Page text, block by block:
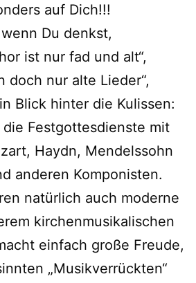
auf Dich!!!
Du denkst,
ist nur fad und alt“,
doch nur alte Lieder“,
Blick hinter die Kulissen:
Festgottesdienste mit
Haydn, Mendelssohn
anderen Komponisten.
natürlich auch moderne
kirchenmusikalischen
einfach große Freude,
„Musikverrückten“